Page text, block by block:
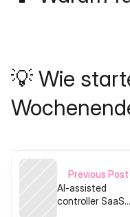
💡 Wie
Previous Post
AI-assisted
controller SaaS